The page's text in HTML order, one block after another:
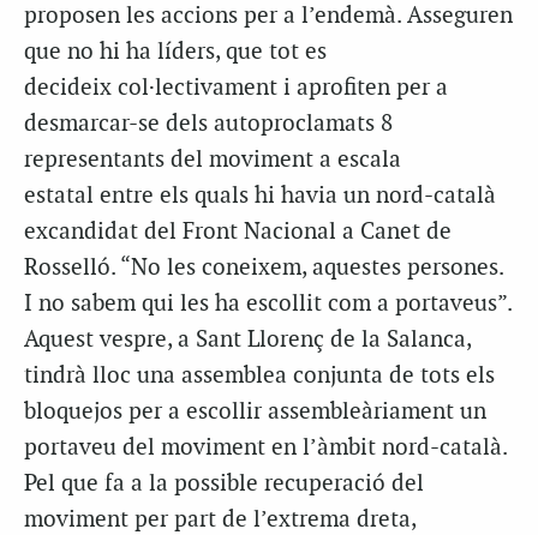
proposen les accions per a l’endemà. Asseguren
que no hi ha líders, que tot es
decideix col·lectivament i aprofiten per a
desmarcar-se dels autoproclamats 8
representants del moviment a escala
estatal entre els quals hi havia un nord-català
excandidat del Front Nacional a Canet de
Rosselló. “No les coneixem, aquestes persones.
I no sabem qui les ha escollit com a portaveus”.
Aquest vespre, a Sant Llorenç de la Salanca,
tindrà lloc una assemblea conjunta de tots els
bloquejos per a escollir assembleàriament un
portaveu del moviment en l’àmbit nord-català.
Pel que fa a la possible recuperació del
moviment per part de l’extrema dreta,